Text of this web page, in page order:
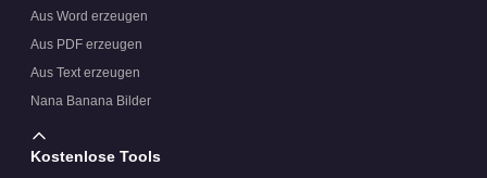
Aus Word erzeugen
Aus PDF erzeugen
Aus Text erzeugen
Nana Banana Bilder
Kostenlose Tools